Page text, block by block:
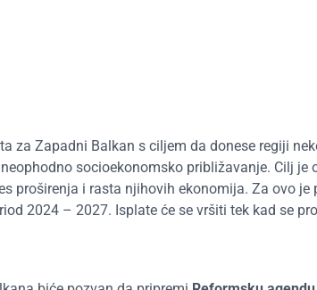
za Zapadni Balkan s ciljem da donese regiji
socioekonomsko približavanje. Cilj
proširenja i rasta njihovih ekonomija. Za ovo je
2024 – 2027. Isplate će se vršiti tek kad se